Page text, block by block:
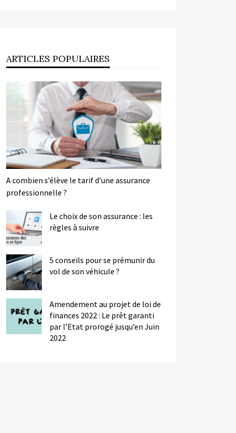
ARTICLES POPULAIRES
A combien s’élève le tarif d’une assurance
professionnelle ?
Le choix de son assurance : les
règles à suivre
5 conseils pour se prémunir du
vol de son véhicule ?
Amendement au projet de loi de
finances 2022 : Le prêt garanti
par l’Etat prorogé jusqu’en Juin
2022